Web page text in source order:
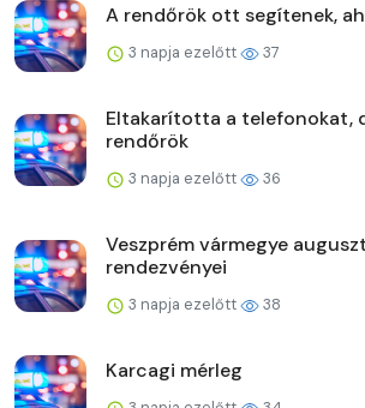
A rendőrök ott segítenek,
3 napja ezelőtt 37
Eltakarította a telefonokat,
rendőrök
3 napja ezelőtt 36
Veszprém vármegye
rendezvényei
3 napja ezelőtt 38
Karcagi mérleg